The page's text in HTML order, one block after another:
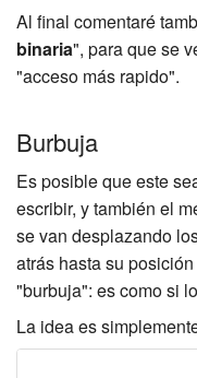
Al final comentaré
binaria", para que se
"acceso más rapido".
Burbuja
Es posible que este
escribir, y también el
se van desplazando
atrás hasta su
"burbuja": es como si
La idea es